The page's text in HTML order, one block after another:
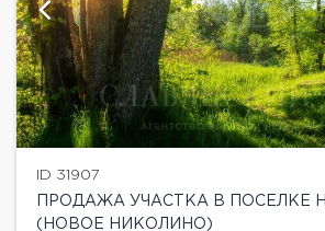
ID 31907
ПРОДАЖА УЧАСТКА В ПОСЕЛКЕ
(НОВОЕ НИКОЛИНО)